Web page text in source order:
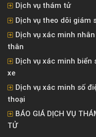
Dịch vụ thám tử
Dịch vụ theo dõi giám
Dịch vụ xác minh nhân
thân
Dịch vụ xác minh biển
xe
Dịch vụ xác minh số
thoại
BÁO GIÁ DỊCH VỤ
TỬ